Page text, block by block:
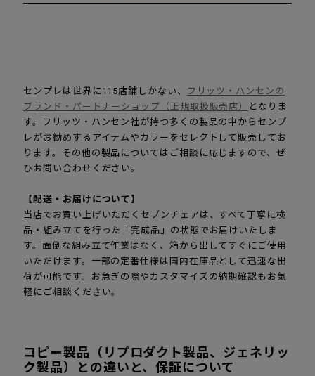
センプレは世界に115店舗しかない、
フリッツ・ハンセンの
ブランド・パートナーショップ（正規取扱販売店）
となりま
す。フリッツ・ハンセン社が持つ多くの製品の中からセンプ
レがお勧めするアイテムやカラーをセレクトして販売してお
ります。その他の製品についてはご相談に応じますので、ぜ
ひお問い合わせください。
【配送・お届けについて】
当店でお買い上げいただくセブンチェアは、すべて丁寧に検
品・組み立てを行った「完成品」の状態でお届けいたしま
す。面倒な組み立て作業はなく、箱から出してすぐにご使用
いただけます。一部の定番仕様は国内在庫品として迅速な出
荷が可能です。お急ぎの際やカスタマイズの納期確認もお気
軽にご相談ください。
コピー製品（リプロダクト製品、ジェネリッ
ク製品）との違いと、保証について